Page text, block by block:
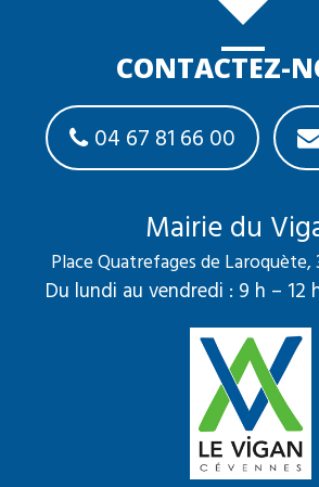
CONTACTEZ-
04 67 81 66 00
Mairie du
Place Quatrefages de Laroquète,
Du lundi au vendredi : 9 h – 12